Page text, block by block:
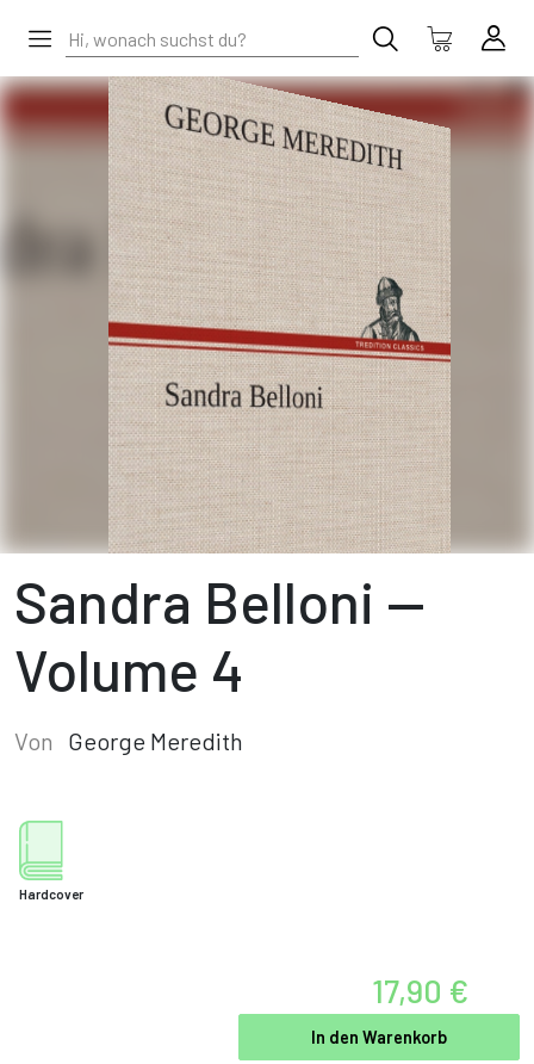
Sandra Belloni —
Volume 4
Von George Meredith
Hardcover
17,90 €
In den Warenkorb